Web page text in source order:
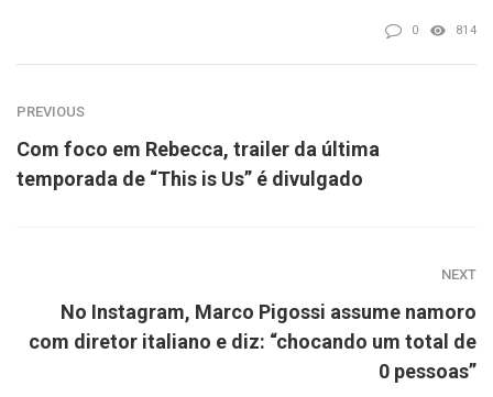
0 814
PREVIOUS
Com foco em Rebecca, trailer da última
temporada de “This is Us” é divulgado
NEXT
No Instagram, Marco Pigossi assume namoro
com diretor italiano e diz: “chocando um total de
0 pessoas”